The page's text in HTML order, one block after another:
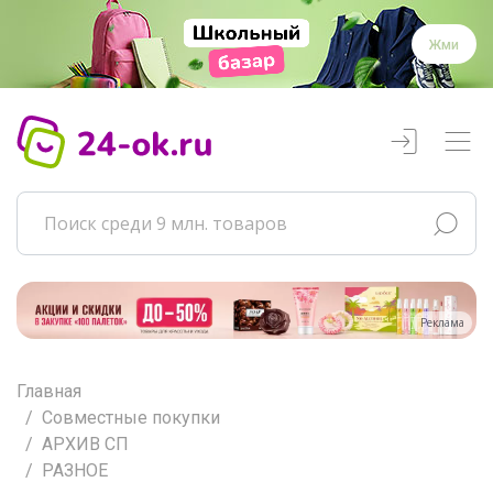
Жми
Реклама
Главная
Совместные покупки
АРХИВ СП
РАЗНОЕ